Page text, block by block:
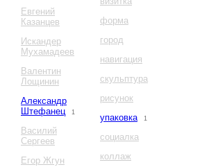
Евгений
Казанцев
Искандер
Мухамадеев
Валентин
Лощинин
Александр
Штефанец
1
Василий
Сергеев
Егор Жгун
форма
город
навигация
скульптура
рисунок
упаковка
1
социалка
коллаж